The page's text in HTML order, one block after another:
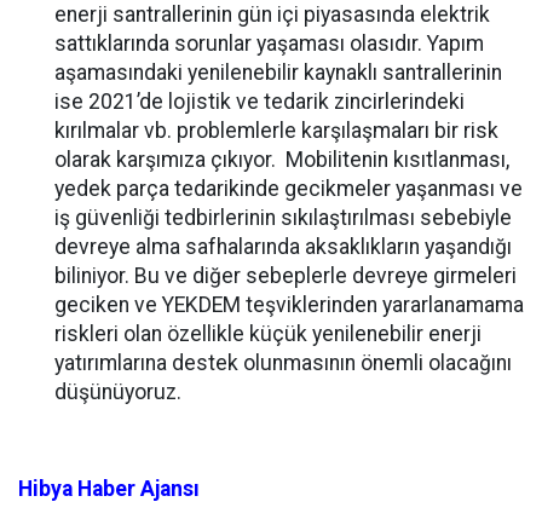
enerji santrallerinin gün içi piyasasında elektrik
sattıklarında sorunlar yaşaması olasıdır. Yapım
aşamasındaki yenilenebilir kaynaklı santrallerinin
ise 2021’de lojistik ve tedarik zincirlerindeki
kırılmalar vb. problemlerle karşılaşmaları bir risk
olarak karşımıza çıkıyor. Mobilitenin kısıtlanması,
yedek parça tedarikinde gecikmeler yaşanması ve
iş güvenliği tedbirlerinin sıkılaştırılması sebebiyle
devreye alma safhalarında aksaklıkların yaşandığı
biliniyor. Bu ve diğer sebeplerle devreye girmeleri
geciken ve YEKDEM teşviklerinden yararlanamama
riskleri olan özellikle küçük yenilenebilir enerji
yatırımlarına destek olunmasının önemli olacağını
düşünüyoruz.
Hibya Haber Ajansı